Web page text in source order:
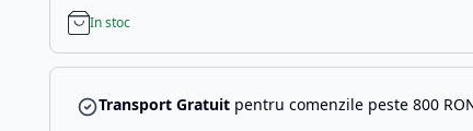
In stoc
Transport Gratuit pentru comenzile peste 800